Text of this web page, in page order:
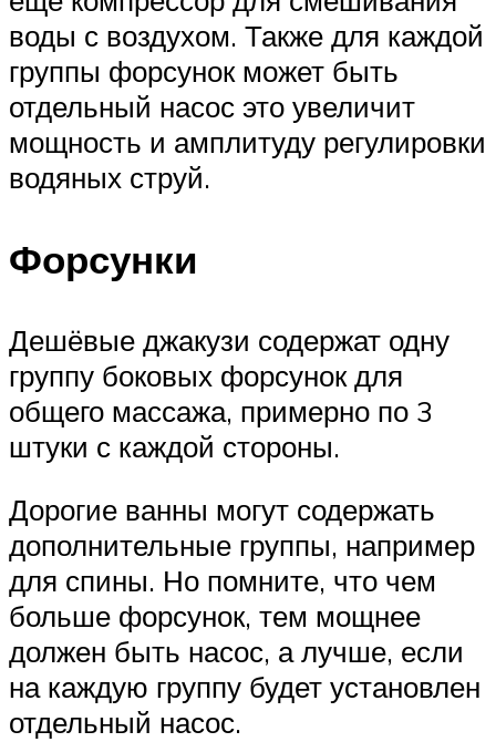
воды с воздухом. Также для каждой
группы форсунок может быть
отдельный насос это увеличит
мощность и амплитуду регулировки
водяных струй.
Форсунки
Дешёвые джакузи содержат одну
группу боковых форсунок для
общего массажа, примерно по 3
штуки с каждой стороны.
Дорогие ванны могут содержать
дополнительные группы, например
для спины. Но помните, что чем
больше форсунок, тем мощнее
должен быть насос, а лучше, если
на каждую группу будет установлен
отдельный насос.